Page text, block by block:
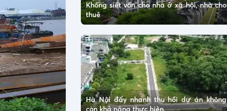
Không siết vốn cho nhà ở xã hội, nhà cho
thuê
Hà Nội đẩy nhanh thu hồi dự án không